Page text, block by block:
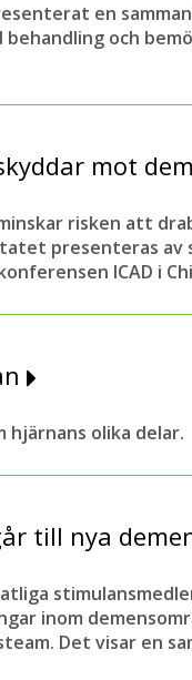
en
och
mot
risken att
presenteras av
ICAD i
hjärnans olika delar.
till nya
inom
Det visar en